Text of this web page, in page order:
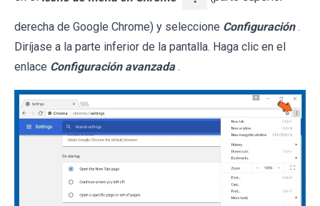
derecha de Google Chrome) y seleccione Configuración .
Diríjase a la parte inferior de la pantalla. Haga clic en el
enlace Configuración avanzada .